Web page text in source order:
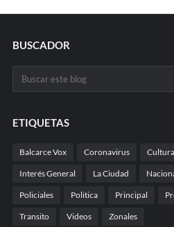
BUSCADOR
ETIQUETAS
Balcarce Vox Coronavirus
Interés General La Ciudad
Policiales Politica Principal
Transito Videos Zonales